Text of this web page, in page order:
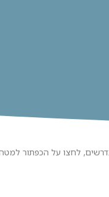
לחצו על הכפתור